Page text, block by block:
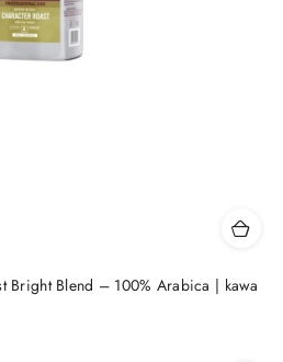
Bright Blend – 100% Arabica | kawa